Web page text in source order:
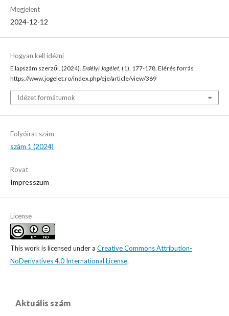
Megjelent
2024-12-12
Hogyan kell idézni
E lapszám szerzői. (2024). Erdélyi Jogélet , (1), 177-178. Elérés forrás
https://www.jogelet.ro/index.php/eje/article/view/369
Idézet formátumok
Folyóirat szám
szám 1 (2024)
Rovat
Impresszum
License
This work is licensed under a Creative Commons Attribution-
NoDerivatives 4.0 International License.
Aktuális szám